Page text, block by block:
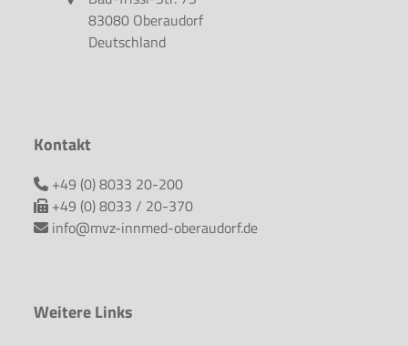
83080 Oberaudorf
Deutschland
Kontakt
+49 (0) 8033 20-200
+49 (0) 8033 / 20-370
info@mvz-innmed-oberaudorf.de
Weitere Links